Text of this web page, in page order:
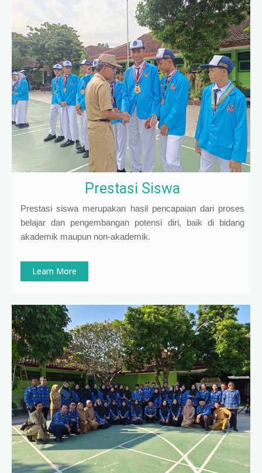
Prestasi Siswa
Prestasi siswa merupakan hasil pencapaian dari proses
belajar dan pengembangan potensi diri, baik di bidang
akademik maupun non-akademik.
Learn More